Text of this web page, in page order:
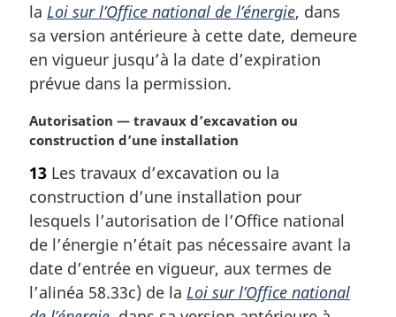
n
a
e
:
la Loi sur l’Office national de l’énergie, dans
sa version antérieure à cette date, demeure
en vigueur jusqu’à la date d’expiration
prévue dans la permission.
N
o
e
m
a
r
i
n
Autorisation — travaux d’excavation ou
construction d’une installation
13 Les travaux d’excavation ou la
construction d’une installation pour
lesquels l’autorisation de l’Office national
de l’énergie n’était pas nécessaire avant la
date d’entrée en vigueur, aux termes de
l’alinéa 58.33c) de la Loi sur l’Office national